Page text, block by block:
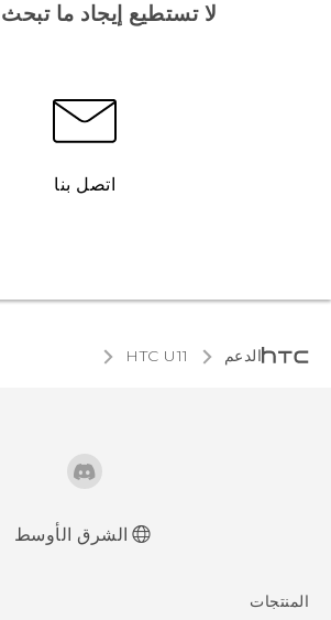
لا تستطيع إيجاد ما
اتصل بنا
الدعم HTC U11‎
الشرق الأوسط
المنتجات